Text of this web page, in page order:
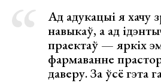
Ад адукацыі я хачу
навыкаў, а ад
праектаў — яркіх
фармаванне
даверу. За ўсё гэта